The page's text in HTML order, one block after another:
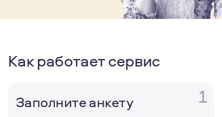
Как работает сервис
1
Заполните анкету